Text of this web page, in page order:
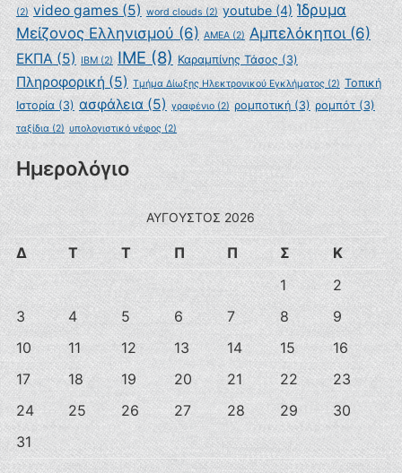
(2) video games(5) word clouds (2) youtube(4) Ίδρυμα
Μείζονος Ελληνισμού(6) ΑΜΕΑ(2) Αμπελόκηποι(6)
ΕΚΠΑ(5) ΙΒΜ(2) ΙΜΕ(8) Καραμπίνης Τάσος (3)
Πληροφορική (5) Τμήμα Δίωξης Ηλεκτρονικού Εγκλήματος(2) Τοπική
Ιστορία(3) ασφάλεια(5) γραφένιο(2) ρομποτική(3) ρομπότ(3)
ταξίδια(2) υπολογιστικό νέφος (2)
Ημερολόγιο
ΑΎΓΟΥΣΤΟΣ 2026
Δ Τ Τ Π Π Σ
Κ
1
2
3
4 5 6 7 8
9
10
11 12 13 14 15
16
17
18 19 20 21 22
23
24
25 26 27 28 29
30
31